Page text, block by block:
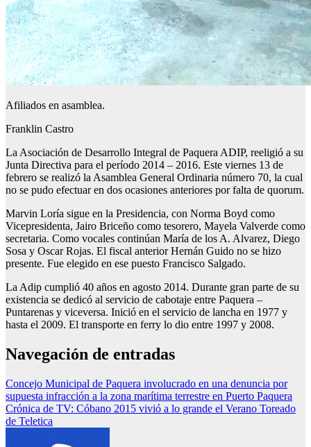
Afiliados en asamblea.
Franklin Castro
La Asociación de Desarrollo Integral de Paquera ADIP, reeligió a su
Junta Directiva para el período 2014 – 2016. Este viernes 13 de
febrero se realizó la Asamblea General Ordinaria número 70, la cual
no se pudo efectuar en dos ocasiones anteriores por falta de quorum.
Marvin Loría sigue en la Presidencia, con Norma Boyd como
Vicepresidenta, Jairo Briceño como tesorero, Mayela Valverde como
secretaria. Como vocales continúan María de los A. Alvarez, Diego
Sosa y Oscar Rojas. El fiscal anterior Hernán Guido no se hizo
presente. Fue elegido en ese puesto Francisco Salgado.
La Adip cumplió 40 años en agosto 2014. Durante gran parte de su
existencia se dedicó al servicio de cabotaje entre Paquera –
Puntarenas y viceversa. Inició en el servicio de lancha en 1977 y
hasta el 2009. El transporte en ferry lo dio entre 1997 y 2008.
Navegación de entradas
Concejo Municipal de Paquera involucrado en una denuncia por
supuesta infracción a la zona marítima terrestre en Puerto Paquera
Crónica de TV: Cóbano 2015 vivió a lo grande el Verano Toreado
de Teletica